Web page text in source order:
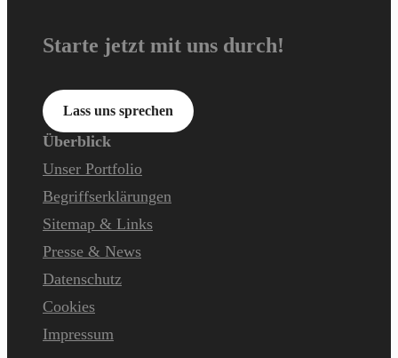
Starte jetzt mit uns durch!
Lass uns sprechen
Überblick
Unser Portfolio
Begriffserklärungen
Sitemap & Links
Presse & News
Datenschutz
Cookies
Impressum